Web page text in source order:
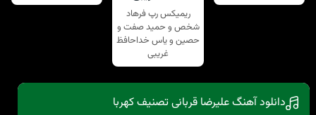
ریمیکس رپ فرهاد
شخص و حمید صفت و
حصین و یاس خداحافظ
غریبی
دانلود آهنگ علیرضا قربانی تصنیف کهربا